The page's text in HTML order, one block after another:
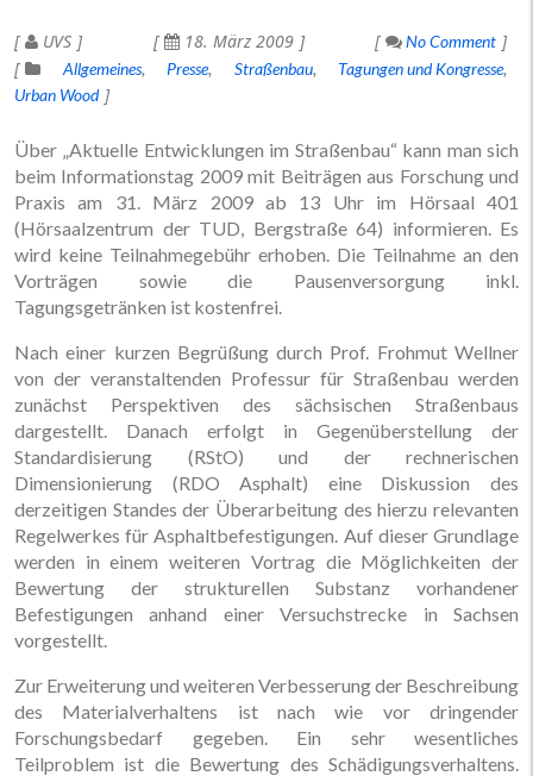
UVS 18. März 2009
No Comment
Allgemeines
Presse Straßenbau
Tagungen und Kongresse
Urban Wood
Über „Aktuelle Entwicklungen im Straßenbau“ kann man sich
beim Informationstag 2009 mit Beiträgen aus Forschung und
Praxis am 31. März 2009 ab 13 Uhr im Hörsaal 401
(Hörsaalzentrum der TUD, Bergstraße 64) informieren. Es
wird keine Teilnahmegebühr erhoben. Die Teilnahme an den
Vorträgen sowie die Pausenversorgung inkl.
Tagungsgetränken ist kostenfrei.
Nach einer kurzen Begrüßung durch Prof. Frohmut Wellner
von der veranstaltenden Professur für Straßenbau werden
zunächst Perspektiven des sächsischen Straßenbaus
dargestellt. Danach erfolgt in Gegenüberstellung der
Standardisierung (RStO) und der rechnerischen
Dimensionierung (RDO Asphalt) eine Diskussion des
derzeitigen Standes der Überarbeitung des hierzu relevanten
Regelwerkes für Asphaltbefestigungen. Auf dieser Grundlage
werden in einem weiteren Vortrag die Möglichkeiten der
Bewertung der strukturellen Substanz vorhandener
Befestigungen anhand einer Versuchstrecke in Sachsen
vorgestellt.
Zur Erweiterung und weiteren Verbesserung der Beschreibung
des Materialverhaltens ist nach wie vor dringender
Forschungsbedarf gegeben. Ein sehr wesentliches
Teilproblem ist die Bewertung des Schädigungsverhaltens.